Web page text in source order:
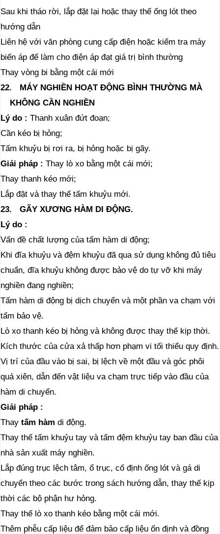
Sau khi tháo rời, lắp đặt lại hoặc thay thế ống lót theo
hướng dẫn
Liên hệ với văn phòng cung cấp điện hoặc kiểm tra máy
biến áp để làm cho điện áp đạt giá trị bình thường
Thay vòng bi bằng một cái mới
22.
MÁY NGHIỀN HOẠT ĐỘNG BÌNH THƯỜNG MÀ
KHÔNG CẦN NGHIỀN
Lý do : Thanh xuân đứt đoạn;
Cần kéo bị hỏng;
Tấm khuỷu bị rơi ra, bị hỏng hoặc bị gãy.
Giải pháp : Thay lò xo bằng một cái mới;
Thay thanh kéo mới;
Lắp đặt và thay thế tấm khuỷu mới.
23.
GÃY XƯƠNG HÀM DI ĐỘNG.
Lý do :
Vấn đề chất lượng của tấm hàm di động;
Khi đĩa khuỷu và đệm khuỷu đã qua sử dụng không đủ tiêu
chuẩn, đĩa khuỷu không được bảo vệ do tự vỡ khi máy
nghiền đang nghiền;
Tấm hàm di động bị dịch chuyển và một phần va chạm với
tấm bảo vệ.
Lò xo thanh kéo bị hỏng và không được thay thế kịp thời.
Kích thước của cửa xả thấp hơn phạm vi tối thiểu quy định.
Vị trí của đầu vào bị sai, bị lệch về một đầu và góc phôi
quá xiên, dẫn đến vật liệu va chạm trực tiếp vào đầu của
hàm di chuyển.
Giải pháp :
Thay tấm hàm di động.
Thay thế tấm khuỷu tay và tấm đệm khuỷu tay ban đầu của
nhà sản xuất máy nghiền.
Lắp đúng trục lệch tâm, ổ trục, cố định ống lót và gá di
chuyển theo các bước trong sách hướng dẫn, thay thế kịp
thời các bộ phận hư hỏng.
Thay thế lò xo thanh kéo bằng một cái mới.
Thêm phễu cấp liệu để đảm bảo cấp liệu ổn định và đồng